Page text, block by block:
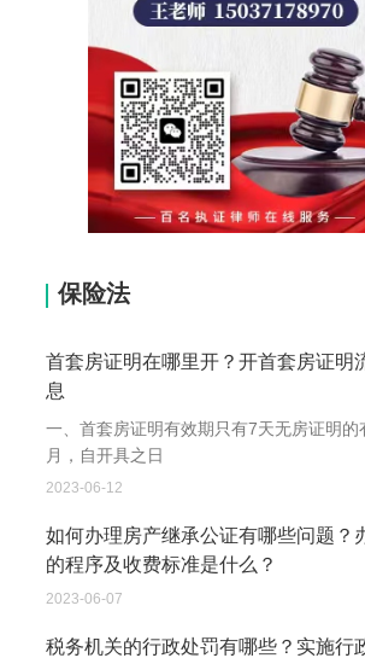
保险法
首套房证明在哪里开？开首套房证明
息
一、首套房证明有效期只有7天无房证明的
月，自开具之日
2023-06-12
如何办理房产继承公证有哪些问题？
的程序及收费标准是什么？
2023-06-07
税务机关的行政处罚有哪些？实施行